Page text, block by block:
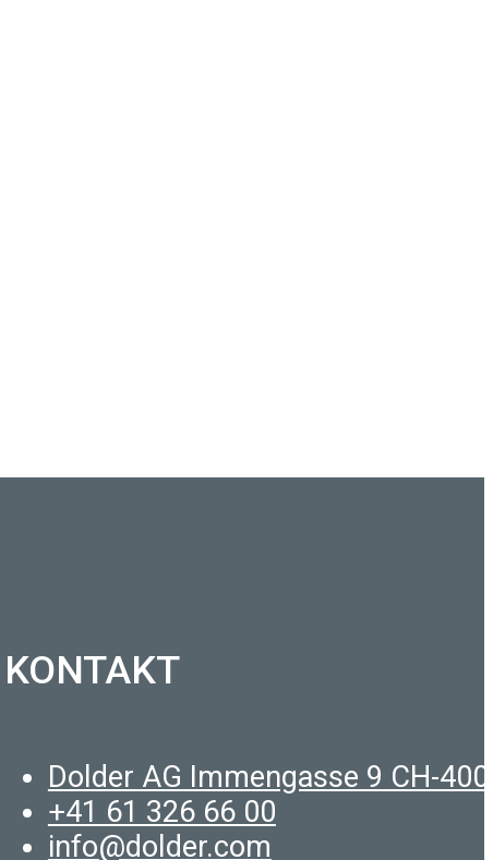
KONTAKT
Dolder AG Immengasse 9 CH-
+41 61 326 66 00
info@dolder.com